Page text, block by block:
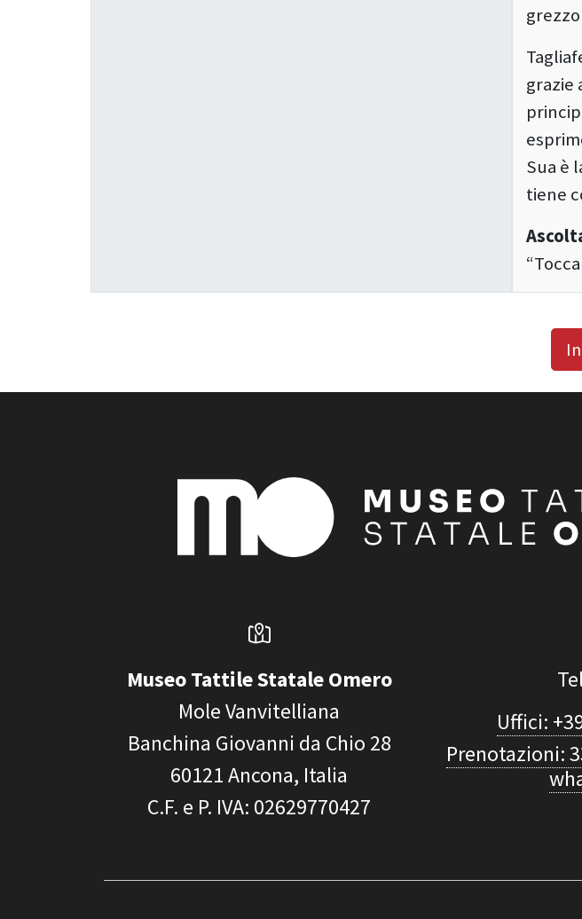
grazie
Sua è
tiene
Museo Tattile Statale Omero
Mole Vanvitelliana
Banchina Giovanni da Chio 28
60121Ancona, Italia
C.F. e P. IVA: 02629770427
Uffici:
Prenotazioni: